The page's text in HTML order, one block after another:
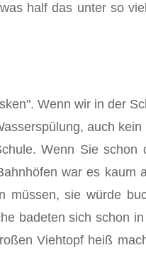
half das unter so
Wenn wir in der
auch
Wenn Sie schon
war es kaum
müssen, sie würde
badeten sich schon
Viehtopf heiß